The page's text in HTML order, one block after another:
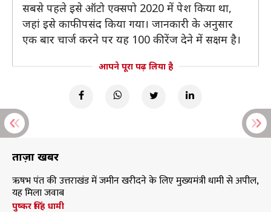
सबसे पहले इसे ऑटो एक्सपो 2020 में पेश किया था,
जहां इसे काफी पसंद किया गया। जानकारी के अनुसार
एक बार चार्ज करने पर यह 100 की रेंज देने में सक्षम है।
आपने पूरा पढ़ लिया है
ताज़ा खबरें
ऋषभ पंत की उत्तराखंड में जमीन खरीदने के लिए मुख्यमंत्री धामी से अपील,
यह मिला जवाब
पुष्कर सिंह धामी